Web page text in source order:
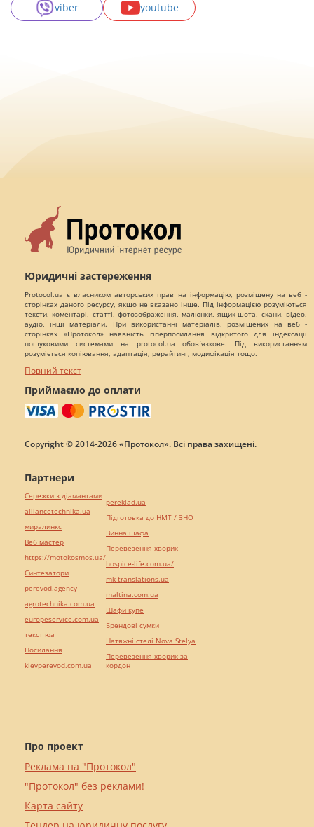
viber
youtube
Юридичні застереження
Protocol.ua є власником авторських прав на інформацію, розміщену на веб -
сторінках даного ресурсу, якщо не вказано інше. Під інформацією розуміються
тексти, коментарі, статті, фотозображення, малюнки, ящик-шота, скани, відео,
аудіо, інші матеріали. При використанні матеріалів, розміщених на веб -
сторінках «Протокол» наявність гіперпосилання відкритого для індексації
пошуковими системами на protocol.ua обов`язкове. Під використанням
розуміється копіювання, адаптація, рерайтинг, модифікація тощо.
Повний текст
Приймаємо до оплати
Copyright © 2014-2026 «Протокол». Всі права захищені.
Про проект
Реклама на "Протокол"
"Протокол" без реклами!
Карта сайту
Партнери
Сережки з діамантами
alliancetechnika.ua
миралинкс
Веб мастер
https://motokosmos.ua/
Синтезатори
perevod.agency
agrotechnika.com.ua
europeservice.com.ua
текст юа
Посилання
kievperevod.com.ua
pereklad.ua
Підготовка до НМТ / ЗНО
Винна шафа
Перевезення хворих
hospice-life.com.ua/
mk-translations.ua
maltina.com.ua
Шафи купе
Брендові сумки
Натяжні стелі Nova Stelya
Перевезення хворих за
кордон